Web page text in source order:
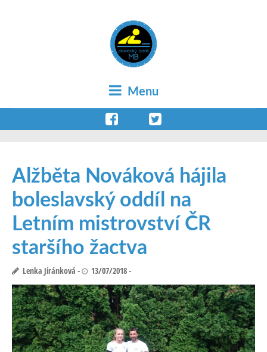
Menu
Alžběta Nováková hájila
boleslavský oddíl na
Letním mistrovství ČR
staršího žactva
Lenka Jiránková 13/07/2018